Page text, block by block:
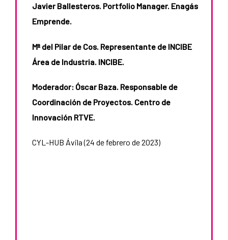
Javier Ballesteros. Portfolio Manager. Enagás
Emprende.
Mª del Pilar de Cos. Representante de INCIBE
Área de Industria. INCIBE.
Moderador: Óscar Baza. Responsable de
Coordinación de Proyectos. Centro de
Innovación RTVE.
CYL-HUB Ávila (24 de febrero de 2023)